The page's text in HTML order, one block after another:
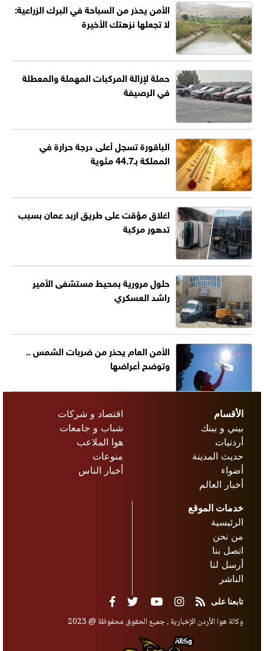
الأمن يحذر من السباحة في البرك الزراعية:
لا تجعلها نزهتك الأخيرة
حملة لإزالة المركبات المهملة والمعطلة
في الرصيفة
الباقورة تسجل أعلى درجة حرارة في
المملكة بـ44.7 مئوية
اغلاق مؤقت على طريق اربد عمان بسبب
تدهور مركبة
حلول مرورية بمحيط مستشفى الأمير
راشد العسكري
الأمن العام يحذر من ضربات الشمس ..
وتوضح أعراضها
الأقسام
بيني و بينك
أردنيات
حديث المدينة
أضواء
أخبار العالم
اقتصاد و شركات
شباب و جامعات
هوا الملاعب
منوعات
أخبار الناس
خدمات الموقع
الرئيسية
من نحن
اتصل بنا
أرسل لنا
الناشر
تابعنا على
وكالة هوا الأردن الإخبارية ، جميع الحقوق محفوظة @ 2023